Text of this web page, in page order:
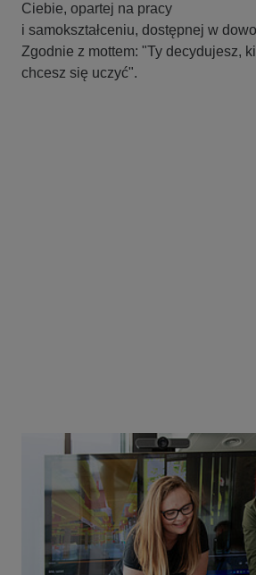
Ciebie, opartej na pracy
i samokształceniu, dostępnej w
Zgodnie z mottem: "Ty decydujesz,
chcesz się uczyć".